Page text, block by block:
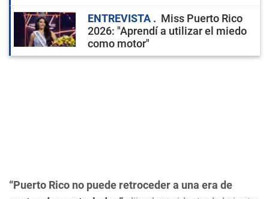
ENTREVISTA
Miss Puerto Rico
2026: "Aprendí a utilizar el miedo
como motor"
“Puerto Rico no puede retroceder a una era de